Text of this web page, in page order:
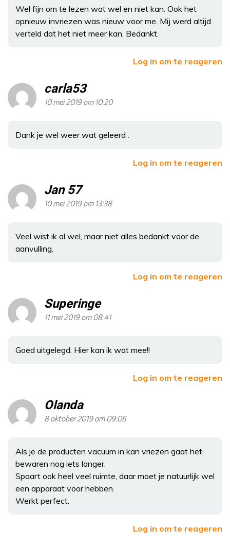
Wel fijn om te lezen wat wel en niet kan. Ook het
opnieuw invriezen was nieuw voor me. Mij werd altijd
verteld dat het niet meer kan. Bedankt.
Log in om te reageren
carla53
10 mei 2019 om 10:20
Dank je wel weer wat geleerd .
Log in om te reageren
Jan 57
10 mei 2019 om 13:38
Veel wist ik al wel, maar niet alles bedankt voor de
aanvulling.
Log in om te reageren
Superinge
11 mei 2019 om 08:41
Goed uitgelegd. Hier kan ik wat mee!!
Log in om te reageren
Olanda
8 oktober 2019 om 09:06
Als je de producten vacuüm in kan vriezen gaat het
bewaren nog iets langer.
Spaart ook heel veel ruimte, daar moet je natuurlijk wel
een apparaat voor hebben.
Werkt perfect.
Log in om te reageren